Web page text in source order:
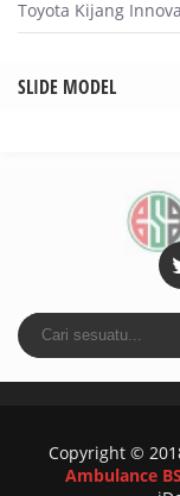
Toyota Kijang Innova
SLIDE MODEL
Copyright ©
Ambulance